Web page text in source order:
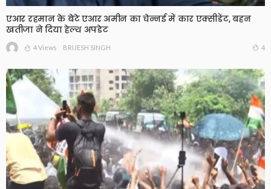
एआर रहमान के बेटे एआर अमीन का चेन्नई में कार एक्सीडेंट, बहन
खतीजा ने दिया हेल्थ अपडेट
4 Views BRIJESH SINGH 4